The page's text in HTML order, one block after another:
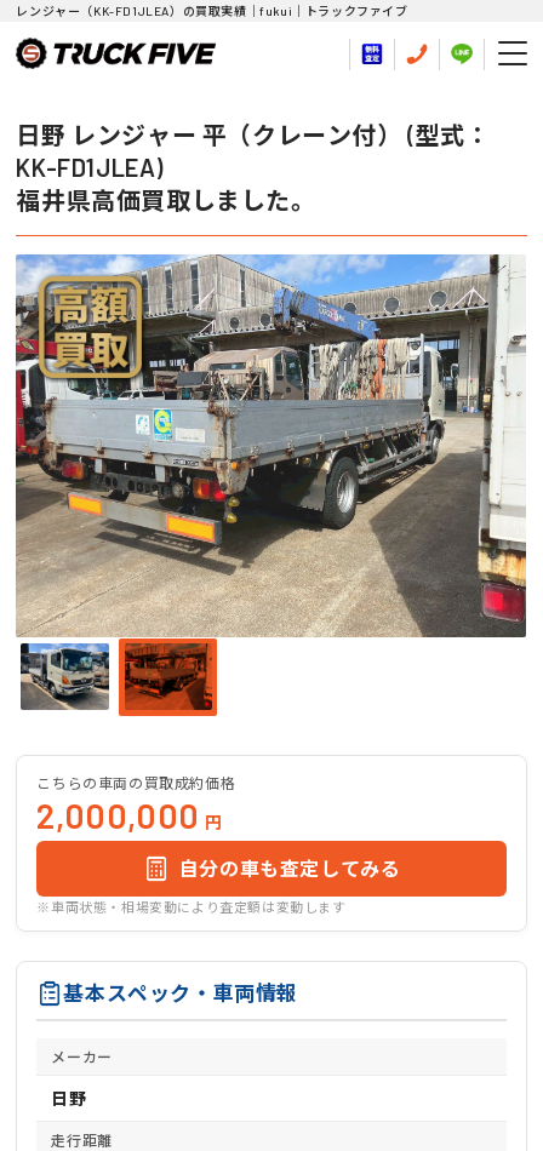
レンジャー（KK-FD1JLEA）の買取実績｜fukui｜トラックファイブ
日野 レンジャー 平（クレーン付） (型式：
KK-FD1JLEA)
福井県高価買取しました。
こちらの車両の買取成約価格
2,000,000 円
自分の車も査定してみる
※車両状態・相場変動により査定額は変動します
基本スペック・車両情報
メーカー
日野
走行距離